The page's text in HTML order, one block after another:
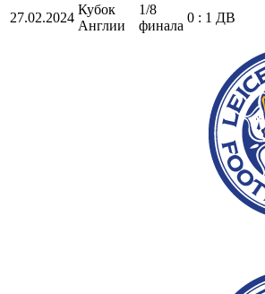
27.02.2024
Кубок
Англии
1/8
финала
0 : 1 ДВ